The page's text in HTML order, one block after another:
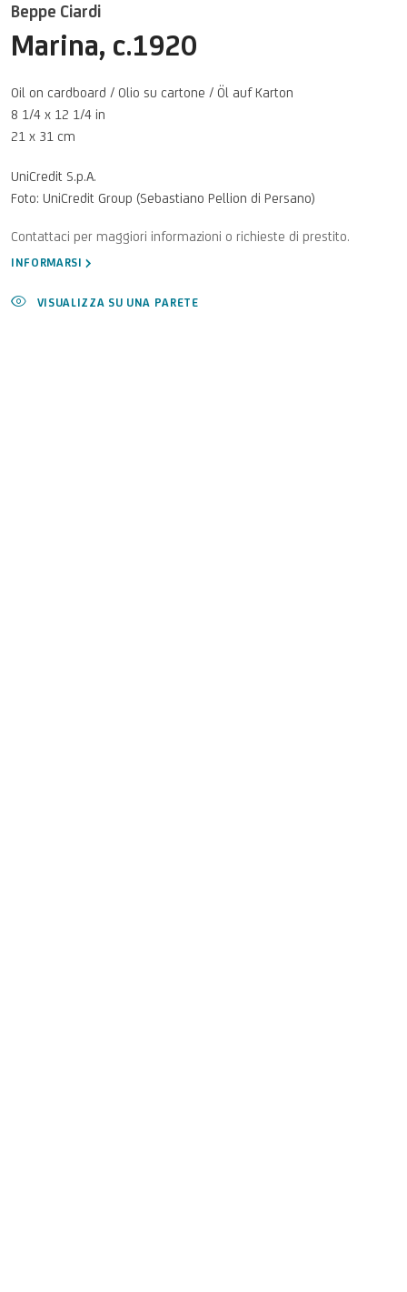
Beppe Ciardi
Marina, c.1920
Oil on cardboard / Olio su cartone / Öl auf Karton
8 1/4 x 12 1/4 in
21 x 31 cm
UniCredit S.p.A.
Foto: UniCredit Group (Sebastiano Pellion di Persano)
INFORMARSI
VISUALIZZA SU UNA PARETE